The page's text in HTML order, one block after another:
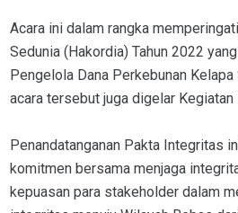
Acara ini dalam rangka
Sedunia (Hakordia) Tahun 2022
Pengelola Dana Perkebunan
acara tersebut juga digelar Kegiatan
Penandatanganan Pakta Integritas
komitmen bersama menjaga
kepuasan para stakeholder dalam